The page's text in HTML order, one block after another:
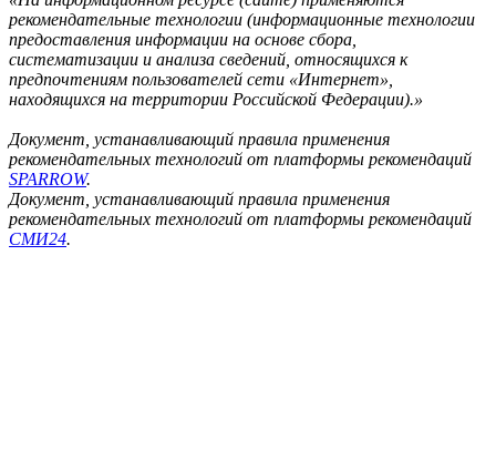
рекомендательные технологии (информационные технологии
предоставления информации на основе сбора,
систематизации и анализа сведений, относящихся к
предпочтениям пользователей сети «Интернет»,
находящихся на территории Российской Федерации).»
Документ, устанавливающий правила применения
рекомендательных технологий от платформы рекомендаций
SPARROW.
Документ, устанавливающий правила применения
рекомендательных технологий от платформы рекомендаций
СМИ24.